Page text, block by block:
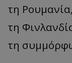
τη
τη
τη